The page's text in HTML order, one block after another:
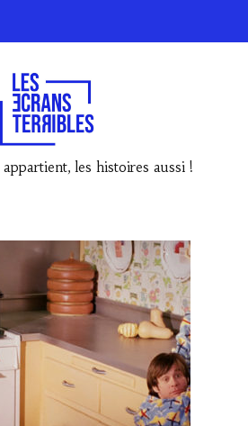
les histoires aussi !